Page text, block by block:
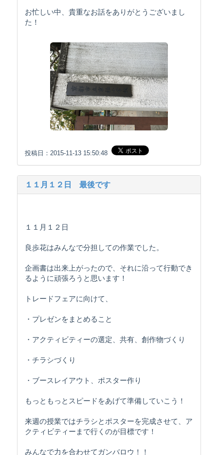
お忙しい中、貴重なお話をありがとうございまし
た！
投稿日：2015-11-13 15:50:48
１１月１２日 最後です
１１月１２日
良歩花はみんなで分担しての作業でした。
企画書は出来上がったので、それに沿って行動でき
るように頑張ろうと思います！
トレードフェアに向けて、
・プレゼンをまとめること
・アクティビティーの選定、共有、創作物づくり
・チラシづくり
・ブースレイアウト、ポスター作り
もっともっとスピードをあげて準備していこう！
来週の授業ではチラシとポスターを完成させて、ア
クティビティーまで行くのが目標です！
みんなで力を合わせてガンバロウ！！